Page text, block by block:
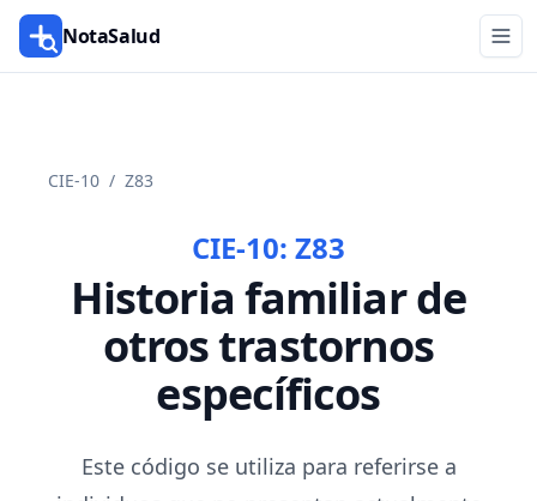
NotaSalud
CIE-10 / Z83
CIE-10: Z83
Historia familiar de
otros trastornos
específicos
Este código se utiliza para referirse a